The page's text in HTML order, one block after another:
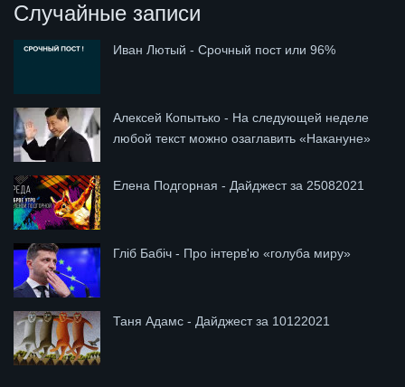
Случайные записи
Иван Лютый - Срочный пост или 96%
Алексей Копытько - На следующей неделе
любой текст можно озаглавить «Накануне»
Елена Подгорная - Дайджест за 25082021
Гліб Бабіч - Про інтерв'ю «голуба миру»
Таня Адамс - Дайджест за 10122021